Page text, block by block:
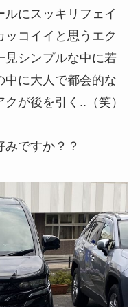
ルにスッキリフェイ
コイイと思うエク
見シンプルな中に若
中に大人で都会的な
が後を引く..（笑）
ですか？？